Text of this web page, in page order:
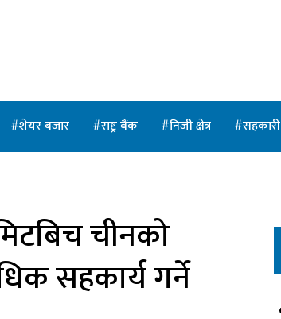
शेयर बजार राष्ट्र बैंक निजी क्षेत्र सहकारी
चीनको
सहकार्य गर्ने